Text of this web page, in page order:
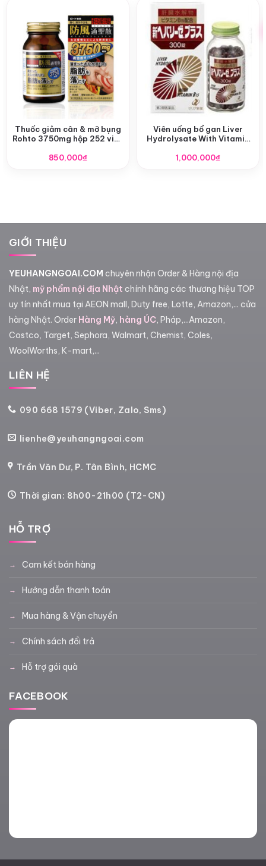
Thuốc giảm cân & mỡ bụng
Rohto 3750mg hộp 252 viên
850,000₫
Viên uống bổ gan Liver
Hydrolysate With Vitamin
1,000,000₫
GIỚI THIỆU
YEUHANGNGOAI.COM chuyên nhận Order & Hàng nội địa
Nhật, mỹ phẩm nội địa Nhật chính hãng các thương hiệu TOP
uy tín nhất mua tại AEON mall, Duty free, Lotte, Amazon,... cửa
hàng Nhật. Order Hàng Mỹ, hàng ÚC, Pháp,...Amazon,
Costco, Target, Sephora, Walmart, Chemist, Coles,
WoolWorths, K-mart,...
LIÊN HỆ
090 668 1579 (Viber, Zalo, Sms)
lienhe@yeuhangngoai.com
Trần Văn Dư, P. Tân Bình, HCMC
Thời gian: 8h00-21h00 (T2-CN)
HỖ TRỢ
Cam kết bán hàng
Hướng dẫn thanh toán
Mua hàng & Vận chuyển
Chính sách đổi trả
Hỗ trợ gói quà
FACEBOOK